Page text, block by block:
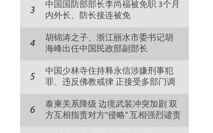
3
中国国防部部长李尚福被免职 3个月
内外长、防长接连被免
4
胡锦涛之子、浙江丽水市委书记胡
海峰出任中国民政部副部长
5
中国少林寺住持释永信涉嫌刑事犯
罪、违反佛教戒律 正接受多部门调
6
泰柬关系降级 边境武装冲突加剧 双
方互相指责对方“侵略” 互相强烈谴责